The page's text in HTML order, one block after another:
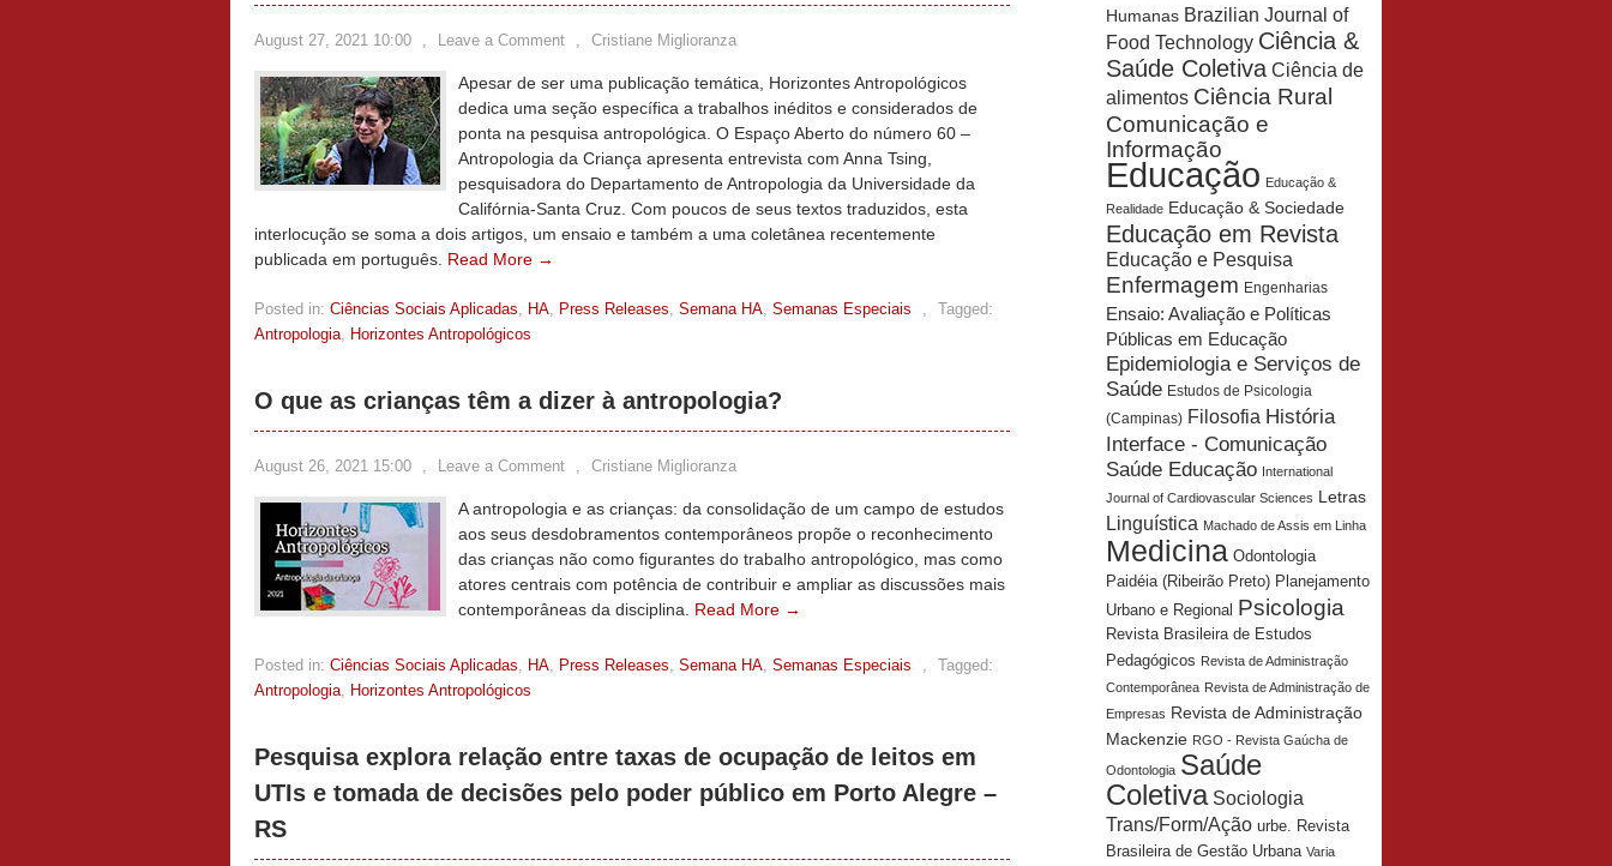
August 27, 2021 10:00 , Leave a Comment , Cristiane Miglioranza
Apesar de ser uma publicação temática, Horizontes Antropológicos
dedica uma seção específica a trabalhos inéditos e considerados de
ponta na pesquisa antropológica. O Espaço Aberto do número 60 –
Antropologia da Criança apresenta entrevista com Anna Tsing,
pesquisadora do Departamento de Antropologia da Universidade da
Califórnia-Santa Cruz. Com poucos de seus textos traduzidos, esta
interlocução se soma a dois artigos, um ensaio e também a uma coletânea recentemente
publicada em português. Read More →
Posted in: Ciências Sociais Aplicadas, HA, Press Releases, Semana HA, Semanas Especiais ,
Tagged:
Antropologia, Horizontes Antropológicos
O que as crianças têm a dizer à antropologia?
August 26, 2021 15:00 , Leave a Comment , Cristiane Miglioranza
A antropologia e as crianças: da consolidação de um campo de estudos
aos seus desdobramentos contemporâneos propõe o reconhecimento
das crianças não como figurantes do trabalho antropológico, mas como
atores centrais com potência de contribuir e ampliar as discussões mais
contemporâneas da disciplina. Read More →
Posted in: Ciências Sociais Aplicadas, HA, Press Releases, Semana HA, Semanas Especiais ,
Tagged:
Antropologia, Horizontes Antropológicos
Pesquisa explora relação entre taxas de ocupação de leitos em
UTIs e tomada de decisões pelo poder público em Porto Alegre –
RS
Humanas Brazilian Journal of
Food Technology Ciência &
Saúde Coletiva Ciência de
alimentos Ciência Rural
Comunicação e
Informação
Educação Educação &
Realidade Educação & Sociedade
Educação em Revista
Educação e Pesquisa
Enfermagem Engenharias
Ensaio: Avaliação e Políticas
Públicas em Educação
Epidemiologia e Serviços de
Saúde Estudos de Psicologia
(Campinas) Filosofia História
Interface - Comunicação
Saúde Educação International
Journal of Cardiovascular Sciences Letras
Linguística Machado de Assis em Linha
Medicina Odontologia
Paidéia (Ribeirão Preto) Planejamento
Urbano e Regional Psicologia
Revista Brasileira de Estudos
Pedagógicos Revista de Administração
Contemporânea Revista de Administração de
Empresas Revista de Administração
Mackenzie RGO - Revista Gaúcha de
Odontologia Saúde
Coletiva Sociologia
Trans/Form/Ação urbe. Revista
Brasileira de Gestão Urbana Varia